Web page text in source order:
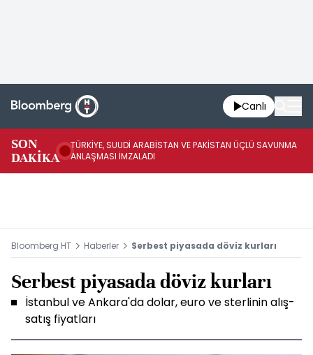
Canlı
SON
DAKİKA
TÜRKİYE, SUUDİ ARABİSTAN VE PAKİSTAN ÜÇLÜ SAVUNMA
ANLAŞMASI İMZALADI
Bloomberg HT Haberler Serbest piyasada döviz kurları
Serbest piyasada döviz kurları
İstanbul ve Ankara'da dolar, euro ve sterlinin alış-
satış fiyatları